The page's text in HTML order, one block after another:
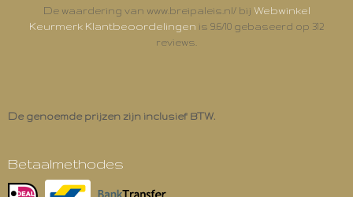
De waardering van www.breipaleis.nl/ bij Webwinkel
Keurmerk Klantbeoordelingen is 9.6/10 gebaseerd op 312
reviews.
De genoemde prijzen zijn inclusief BTW.
Betaalmethodes